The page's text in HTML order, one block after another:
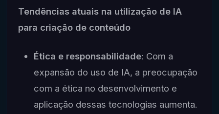
Tendências atuais na utilização de IA
para criação de conteúdo
Ética e responsabilidade: Com a
expansão do uso de IA, a preocupação
com a ética no desenvolvimento e
aplicação dessas tecnologias aumenta.